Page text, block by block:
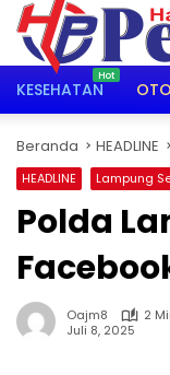
KESEHATAN
Beranda HEADLINE
HEADLINE Lampung
Polda
Oajm8
2
Juli 8, 2025